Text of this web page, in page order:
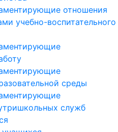
отношения
учебно-воспитательного
среды
служб